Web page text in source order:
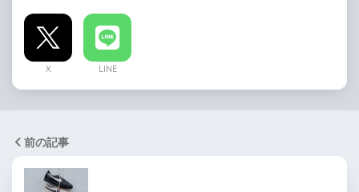
X LINE
前の記事